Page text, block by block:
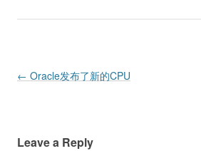
Post navigation
← Oracle发布了新的CPU
Leave a Reply